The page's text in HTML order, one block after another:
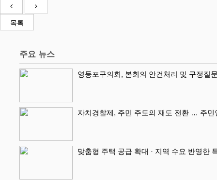
목록
주요 뉴스
영등포구의회, 본회의 안건처리 및 구정질
자치경찰제, 주민 주도의 재도 전환 … 주
맞춤형 주택 공급 확대 · 지역 수요 반영한